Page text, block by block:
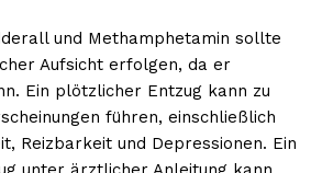
und Methamphetamin sollte
Aufsicht erfolgen, da er
Ein plötzlicher Entzug kann zu
führen, einschließlich
Reizbarkeit und Depressionen. Ein